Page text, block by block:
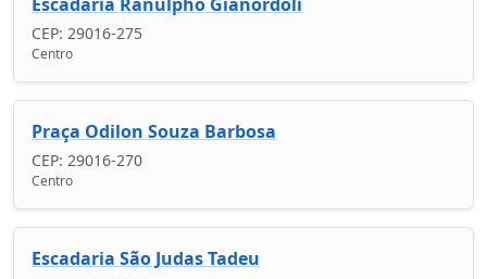
CEP: 29016-275
Centro
Praça Odilon Souza Barbosa
CEP: 29016-270
Centro
Escadaria São Judas Tadeu